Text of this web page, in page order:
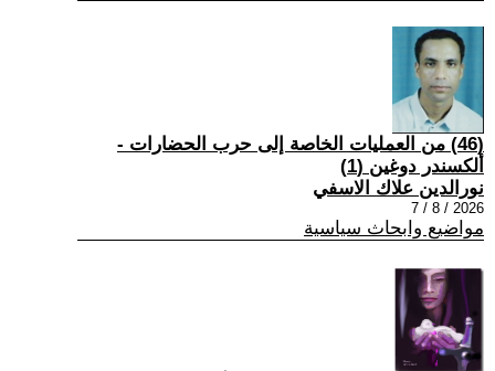
(46) من العمليات الخاصة إلى حرب الحضارات -
ألكسندر دوغين (1)
نورالدين علاك الاسفي
2026 / 8 / 7
مواضيع وابحاث سياسية